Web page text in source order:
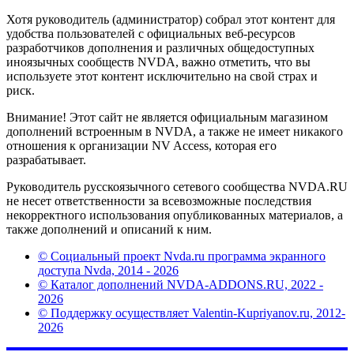
Хотя руководитель (администратор) собрал этот контент для
удобства пользователей с официальных веб-ресурсов
разработчиков дополнения и различных общедоступных
иноязычных сообществ NVDA, важно отметить, что вы
используете этот контент исключительно на свой страх и
риск.
Внимание! Этот сайт не является официальным магазином
дополнений встроенным в NVDA, а также не имеет никакого
отношения к организации NV Access, которая его
разрабатывает.
Руководитель русскоязычного сетевого сообщества NVDA.RU
не несет ответственности за всевозможные последствия
некорректного использования опубликованных материалов, а
также дополнений и описаний к ним.
© Социальный проект Nvda.ru программа экранного
доступа Nvda, 2014 - 2026
© Каталог дополнений NVDA-ADDONS.RU, 2022 -
2026
© Поддержку осуществляет Valentin-Kupriyanov.ru, 2012-
2026